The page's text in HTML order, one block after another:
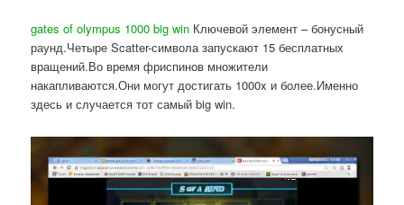
gates of olympus 1000 big win Ключевой элемент – бонусный
раунд.Четыре Scatter-символа запускают 15 бесплатных
вращений.Во время фриспинов множители
накапливаются.Они могут достигать 1000x и более.Именно
здесь и случается тот самый big win.